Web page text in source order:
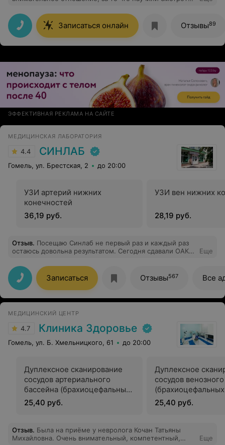
Записаться онлайн Отзывы89
ЭФФЕКТИВНАЯ РЕКЛАМА НА САЙТЕ
МЕДИЦИНСКАЯ ЛАБОРАТОРИЯ
4.4 СИНЛАБ
Гомель, ул. Брестская, 2 до 20:00
УЗИ артерий нижних
конечностей
36,19 руб.
УЗИ вен нижних
28,19 руб.
Отзыв. Посещаю Синлаб не первый раз и каждый раз
остаюсь довольна результатом. Сегодня сдавали ОАК
приятная, результаты пришли в 14.00 как было и
написано, сервис на высшем уровне, спасибо!
Еще
Записаться Отзывы567 Все
МЕДИЦИНСКИЙ ЦЕНТР
4.7 Клиника Здоровье
Гомель, ул. Б. Хмельницкого, 61 до 20:00
Дуплексное сканирование
сосудов артериального
бассейна (брахиоцефальных
сосудов, или сосудов
верхних, или нижних
25,40 руб.
Дуплексное
сосудов
или сосудов
нижних
25,40 руб.
Отзыв. Была на приёме у невролога Кочан Татьяны
Михайловна. Очень внимательный, компетентный,
Еще